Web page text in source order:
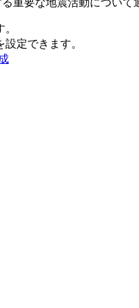
定できます。